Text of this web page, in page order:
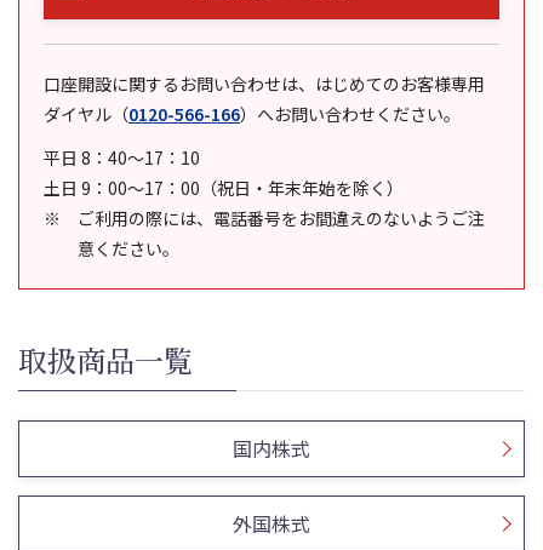
口座開設に関するお問い合わせは、はじめてのお客様専用
ダイヤル （0120-566-166） へお問い合わせください。
平日 8：40～17：10
土日 9：00～17：00（祝日・年末年始を除く）
ご利用の際には、電話番号をお間違えのないようご注
意ください。
取扱商品一覧
国内株式
外国株式